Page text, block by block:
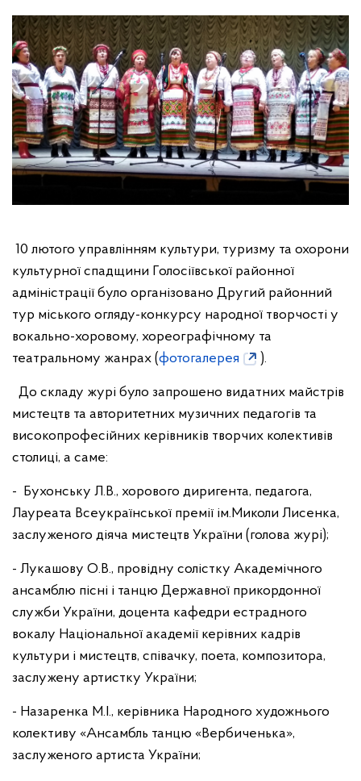
10 лютого управлінням культури, туризму та охорони
культурної спадщини Голосіївської районної
адміністрації було організовано Другий районний
тур міського огляду-конкурсу народної творчості у
вокально-хоровому, хореографічному та
театральному жанрах (фотогалерея ).
До складу журі було запрошено видатних майстрів
мистецтв та авторитетних музичних педагогів та
високопрофесійних керівників творчих колективів
столиці, а саме:
- Бухонську Л.В., хорового диригента, педагога,
Лауреата Всеукраїнської премії ім.Миколи Лисенка,
заслуженого діяча мистецтв України (голова журі);
- Лукашову О.В., провідну солістку Академічного
ансамблю пісні і танцю Державної прикордонної
служби України, доцента кафедри естрадного
вокалу Національної академії керівних кадрів
культури і мистецтв, співачку, поета, композитора,
заслужену артистку України;
- Назаренка М.І., керівника Народного художнього
колективу «Ансамбль танцю «Вербиченька»,
заслуженого артиста України;